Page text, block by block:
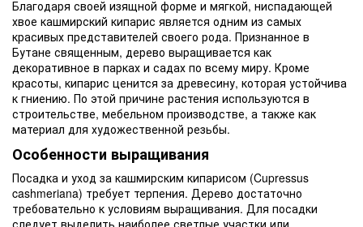
Благодаря своей изящной форме и мягкой, ниспадающей
хвое кашмирский кипарис является одним из самых
красивых представителей своего рода. Признанное в
Бутане священным, дерево выращивается как
декоративное в парках и садах по всему миру. Кроме
красоты, кипарис ценится за древесину, которая устойчива
к гниению. По этой причине растения используются в
строительстве, мебельном производстве, а также как
материал для художественной резьбы.
Особенности выращивания
Посадка и уход за кашмирским кипарисом (Cupressus
cashmeriana) требует терпения. Дерево достаточно
требовательно к условиям выращивания. Для посадки
следует выделить наиболее светлые участки или